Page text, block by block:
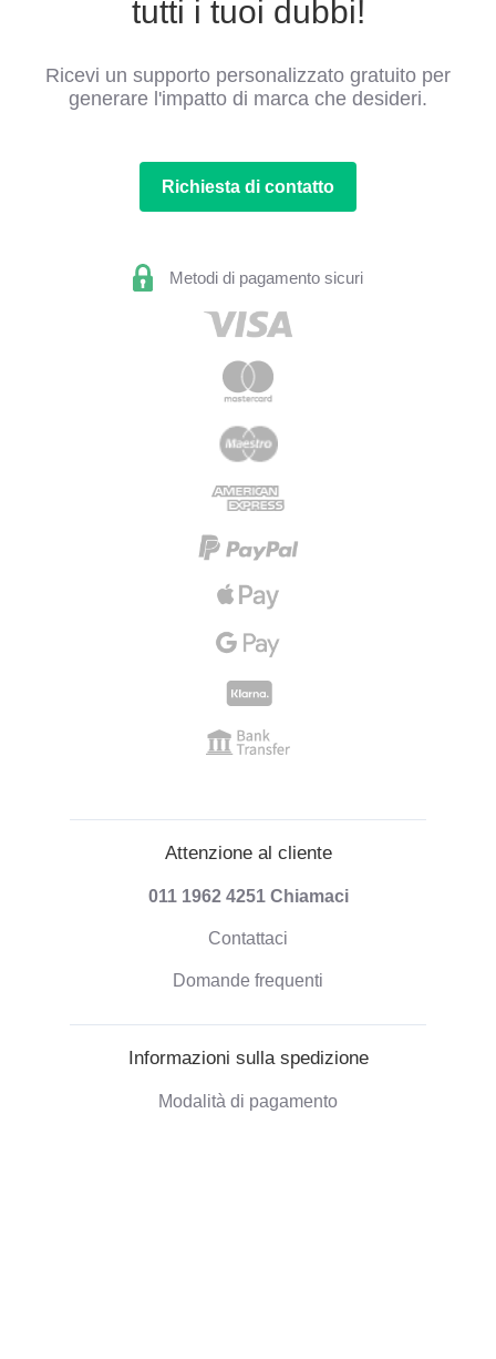
tutti i tuoi dubbi!
Ricevi un supporto personalizzato gratuito per
generare l'impatto di marca che desideri.
Richiesta di contatto
Metodi di pagamento sicuri
Attenzione al cliente
011 1962 4251 Chiamaci
Contattaci
Domande frequenti
Informazioni sulla spedizione
Modalità di pagamento